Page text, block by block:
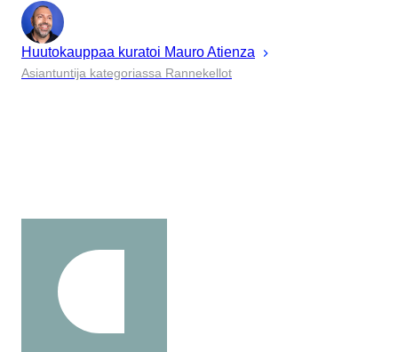
Huutokauppaa kuratoi MauroAtienza
Asiantuntija kategoriassa Rannekellot